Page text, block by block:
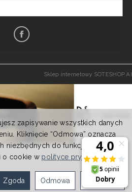
Sklep internetowy SOTESHOP AI
zapisywanie wszystkich danych
Kliknięcie “Odmowa” oznacza
niezbędnych do funkcjonowania
o cookie w polityce prywatności.
Ustawienia
Odmowa
Zgoda